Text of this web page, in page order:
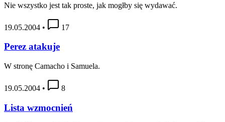
Nie wszystko jest tak proste, jak mogłby się wydawać.
19.05.2004 • 17
Perez atakuje
W stronę Camacho i Samuela.
19.05.2004 • 8
Lista wzmocnień